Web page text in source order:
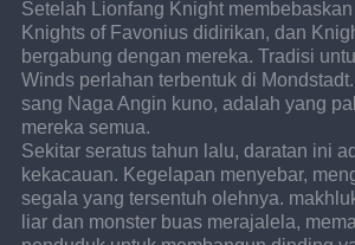
Setelah Lionfang Knight
Knights of Favonius didirikan, dan
bergabung dengan mereka. Tradisi
Winds perlahan terbentuk di
sang Naga Angin kuno, adalah yang
mereka semua.
Sekitar seratus tahun lalu, daratan ini
kekacauan. Kegelapan menyebar,
segala yang tersentuh olehnya.
liar dan monster buas merajalela,